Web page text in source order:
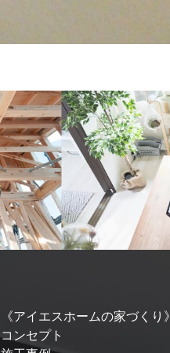
《アイエスホームの家づくり》
コンセプト